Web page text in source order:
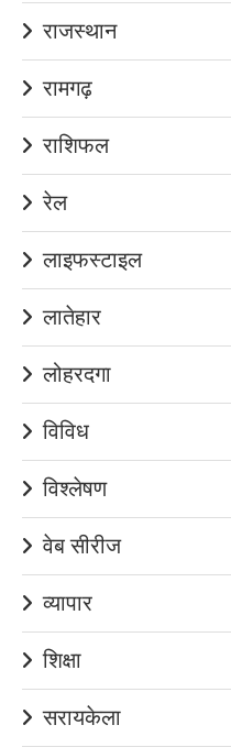
राजस्थान
रामगढ़
राशिफल
रेल
लाइफस्टाइल
लातेहार
लोहरदगा
विविध
विश्लेषण
वेब सीरीज
व्यापार
शिक्षा
सरायकेला